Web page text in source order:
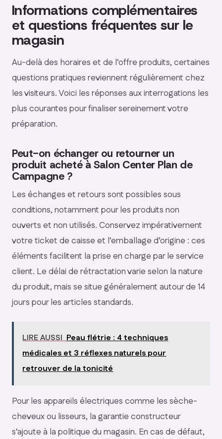
Informations complémentaires
et questions fréquentes sur le
magasin
Au-delà des horaires et de l’offre produits, certaines
questions pratiques reviennent régulièrement chez
les visiteurs. Voici les réponses aux interrogations les
plus courantes pour finaliser sereinement votre
préparation.
Peut-on échanger ou retourner un
produit acheté à Salon Center Plan de
Campagne ?
Les échanges et retours sont possibles sous
conditions, notamment pour les produits non
ouverts et non utilisés. Conservez impérativement
votre ticket de caisse et l’emballage d’origine : ces
éléments facilitent la prise en charge par le service
client. Le délai de rétractation varie selon la nature
du produit, mais se situe généralement autour de 14
jours pour les articles standards.
LIRE AUSSI Peau flétrie : 4 techniques
médicales et 3 réflexes naturels pour
retrouver de la tonicité
Pour les appareils électriques comme les sèche-
cheveux ou lisseurs, la garantie constructeur
s’ajoute à la politique du magasin. En cas de défaut,